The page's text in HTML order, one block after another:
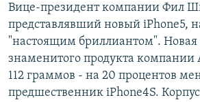
ТОҶИКӢ
TÜRKMENÇE
Все сайты РСЕ/РС
Вице-президент компании Фил
представлявший новый iPhone5,
"настоящим бриллиантом". Новая
знаменитого продукта компании
112 граммов - на 20 процентов
предшественник iPhone4S.